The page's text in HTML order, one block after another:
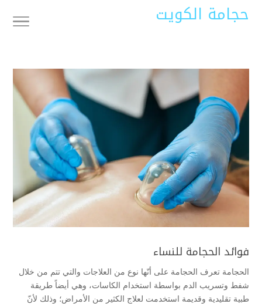
حجامة الكويت
فوائد الحجامة للنساء
الحجامة تعرف الحجامة على أنّها نوع من العلاجات والتي تتم من خلال
شفط وتسريب الدم بواسطة استخدام الكاسات، ‏وهي ‏أيضاً طريقة
طبية تقليدية وقديمة استخدمت لعلاج الكثير من الأمراض؛ وذلك لأنّ